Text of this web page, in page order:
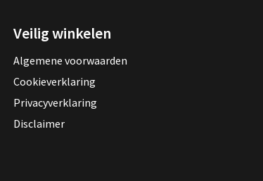
Veilig winkelen
Algemene voorwaarden
Cookieverklaring
Privacyverklaring
Disclaimer